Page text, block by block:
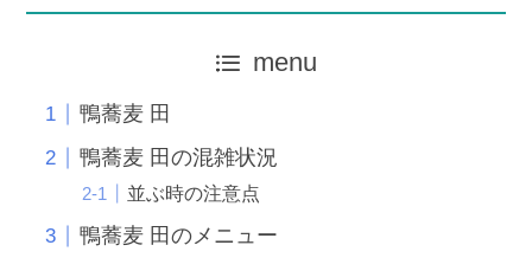
menu
鴨蕎麦 田
鴨蕎麦 田の混雑状況
並ぶ時の注意点
鴨蕎麦 田のメニュー